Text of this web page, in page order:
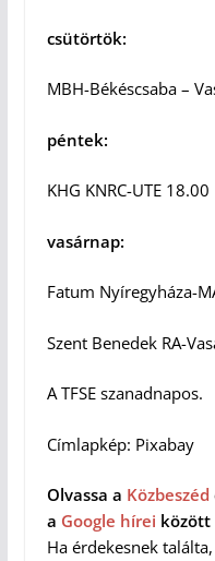
csütörtök:
MBH-Békéscsaba –
péntek:
KHG KNRC-UTE 18.00
vasárnap:
Fatum Nyíregyháza-
Szent Benedek RA-
A TFSE szanadnapos.
Címlapkép: Pixabay
Olvassa a Közbeszéd
a Google hírei között
Ha érdekesnek